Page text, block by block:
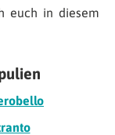
euch in diesem